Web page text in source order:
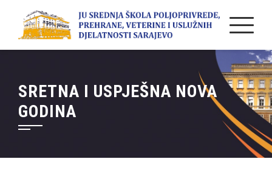
content
SRETNA I USPJEŠNA NOVA
GODINA